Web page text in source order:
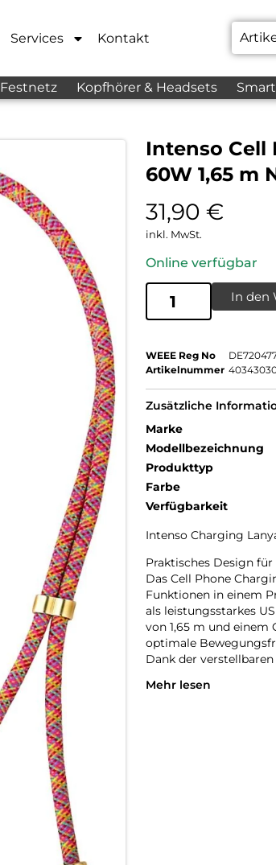
Services Kontakt
Festnetz Kopfhörer & Headsets
Intenso Cell
60W 1,65 m
31,90 €
inkl. MwSt.
Online verfügbar
In den
WEEE Reg No
Artikelnummer
Zusätzliche
Marke
Modellbezeichnung
Produkttyp
Farbe
Verfügbarkeit
Intenso Charging
Praktisches Design
Das Cell Phone
Funktionen in einem
als leistungsstarkes
von 1,65 m und
optimale
Dank der
Leistungsstark &
Mehr lesen